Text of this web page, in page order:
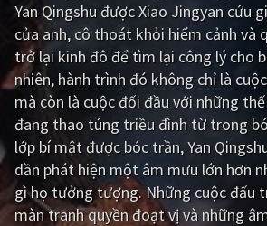
Tình cảm - Lãng mạn Kỳ ảo
Giật gân Gia đình
Bí ẩn Lịch sử
Viễn Tây Tiểu sử
GameShow DramaTV
QUỐC GIA
Yan Qingshu được Xiao Jingyan cứu
của anh, cô thoát khỏi hiểm cảnh và
trở lại kinh đô để tìm lại công lý cho
nhiên, hành trình đó không chỉ là
mà còn là cuộc đối đầu với những
đang thao túng triều đình từ trong
lớp bí mật được bóc trần, Yan
dần phát hiện một âm mưu lớn hơn
gì họ tưởng tượng. Những cuộc đấu
màn tranh quyền đoạt vị và những